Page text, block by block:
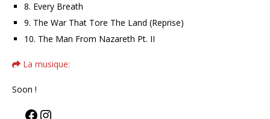
8. Every Breath
9. The War That Tore The Land (Reprise)
10. The Man From Nazareth Pt. II
La musique:
Soon !